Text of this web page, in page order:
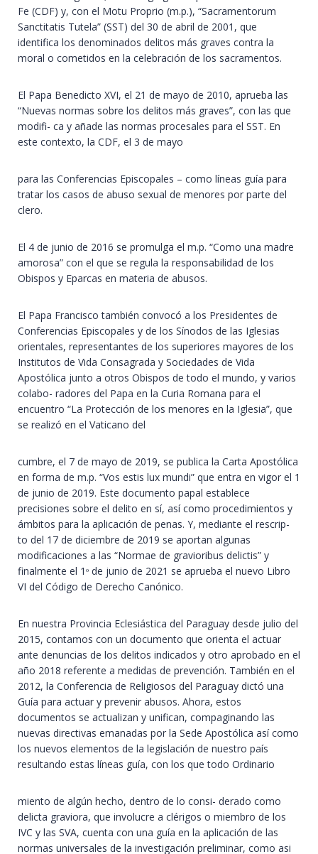
Fe (CDF) y, con el Motu Proprio (m.p.), “Sacramentorum
Sanctitatis Tutela” (SST) del 30 de abril de 2001, que
identifica los denominados delitos más graves contra la
moral o cometidos en la celebración de los sacramentos.
El Papa Benedicto XVI, el 21 de mayo de 2010, aprueba las
“Nuevas normas sobre los delitos más graves”, con las que
modifi- ca y añade las normas procesales para el SST. En
este contexto, la CDF, el 3 de mayo
para las Conferencias Episcopales – como líneas guía para
tratar los casos de abuso sexual de menores por parte del
clero.
El 4 de junio de 2016 se promulga el m.p. “Como una madre
amorosa” con el que se regula la responsabilidad de los
Obispos y Eparcas en materia de abusos.
El Papa Francisco también convocó a los Presidentes de
Conferencias Episcopales y de los Sínodos de las Iglesias
orientales, representantes de los superiores mayores de los
Institutos de Vida Consagrada y Sociedades de Vida
Apostólica junto a otros Obispos de todo el mundo, y varios
colabo- radores del Papa en la Curia Romana para el
encuentro “La Protección de los menores en la Iglesia”, que
se realizó en el Vaticano del
cumbre, el 7 de mayo de 2019, se publica la Carta Apostólica
en forma de m.p. “Vos estis lux mundi” que entra en vigor el 1
de junio de 2019. Este documento papal establece
precisiones sobre el delito en sí, así como procedimientos y
ámbitos para la aplicación de penas. Y, mediante el rescrip-
to del 17 de diciembre de 2019 se aportan algunas
modificaciones a las “Normae de gravioribus delictis” y
finalmente el 1ᵒ de junio de 2021 se aprueba el nuevo Libro
VI del Código de Derecho Canónico.
En nuestra Provincia Eclesiástica del Paraguay desde julio del
2015, contamos con un documento que orienta el actuar
ante denuncias de los delitos indicados y otro aprobado en el
año 2018 referente a medidas de prevención. También en el
2012, la Conferencia de Religiosos del Paraguay dictó una
Guía para actuar y prevenir abusos. Ahora, estos
documentos se actualizan y unifican, compaginando las
nuevas directivas emanadas por la Sede Apostólica así como
los nuevos elementos de la legislación de nuestro país
resultando estas líneas guía, con los que todo Ordinario
miento de algún hecho, dentro de lo consi- derado como
delicta graviora, que involucre a clérigos o miembro de los
IVC y las SVA, cuenta con una guía en la aplicación de las
normas universales de la investigación preliminar, como asi